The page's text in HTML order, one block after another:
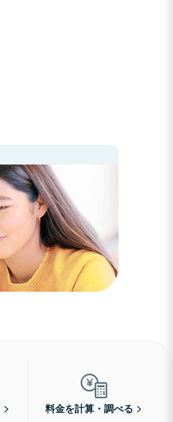
料金を計算・調べる